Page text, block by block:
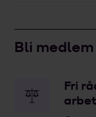
Bli
Fri